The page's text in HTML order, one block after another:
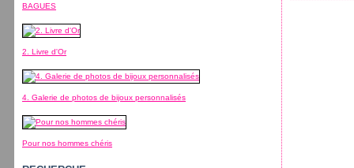
BAGUES
2. Livre d'Or
4. Galerie de photos de bijoux personnalisés
Pour nos hommes chéris